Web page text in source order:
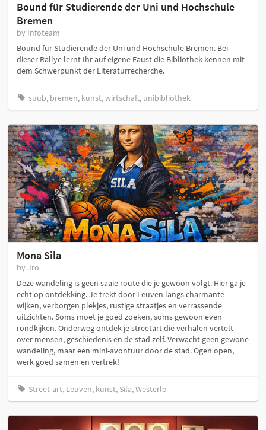
Bound für Studierende der Uni und Hochschule
Bremen
by Infoteam
Bound für Studierende der Uni und Hochschule Bremen. Bei
dieser Rallye lernt Ihr auf eigene Faust die Bibliothek kennen mit
dem Schwerpunkt der Literaturrecherche.
suub, bremen, kunst, wirtschaft, unibibliothek
Mona Sila
by Jro
Deze wandeling is geen saaie route die je gewoon volgt. Hier ga je
echt op ontdekking. Je trekt door Leuven langs charmante
wijken, verborgen plekjes, rustige straatjes en verrassende
uitzichten. Soms moet je goed zoeken, soms gewoon even
rondkijken. Onderweg ontdek je streetart die verhalen vertelt
over mensen, geschiedenis en de stad zelf. Verwacht geen gewone
wandeling, maar een mini-avontuur door de stad. Ogen open,
werk goed samen en vertrek!
Street-art, Leuven, kunst, Sila, Westerlo